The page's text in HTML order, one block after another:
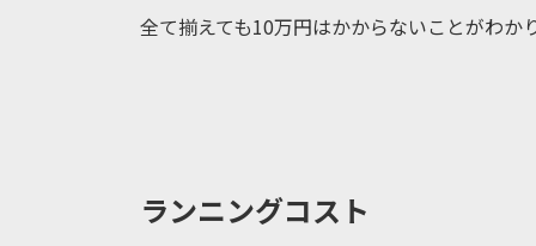
全て揃えても10万円はかからないことがわか
ランニングコスト